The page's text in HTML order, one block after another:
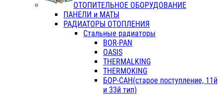
ОТОПИТЕЛЬНОЕ ОБОРУДОВАНИЕ
ПАНЕЛИ и МАТЫ
РАДИАТОРЫ ОТОПЛЕНИЯ
Стальные радиаторы
BOR-PAN
OASIS
THERMALKING
THERMOKING
БОР-САН(старое поступление, 11й
и 33й тип)